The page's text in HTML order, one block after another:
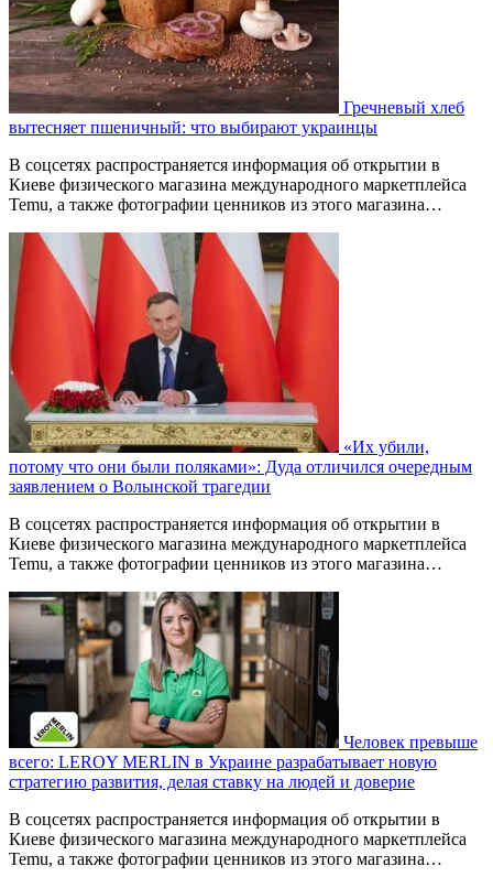
Гречневый хлеб
вытесняет пшеничный: что выбирают украинцы
В соцсетях распространяется информация об открытии в
Киеве физического магазина международного маркетплейса
Temu, а также фотографии ценников из этого магазина…
«Их убили,
потому что они были поляками»: Дуда отличился очередным
заявлением о Волынской трагедии
В соцсетях распространяется информация об открытии в
Киеве физического магазина международного маркетплейса
Temu, а также фотографии ценников из этого магазина…
Человек превыше
всего: LEROY MERLIN в Украине разрабатывает новую
стратегию развития, делая ставку на людей и доверие
В соцсетях распространяется информация об открытии в
Киеве физического магазина международного маркетплейса
Temu, а также фотографии ценников из этого магазина…